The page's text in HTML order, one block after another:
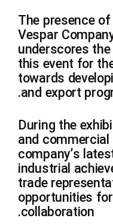
The presence
Vespar
underscores
this event for
towards
and export
During the
and
company’s
industrial
trade
opportunities
collaboration.